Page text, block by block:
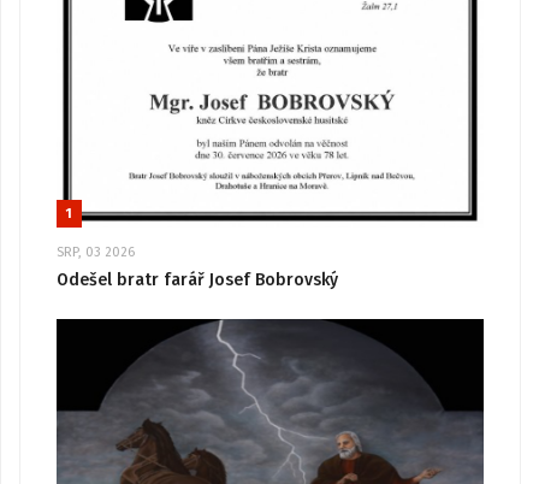
1
SRP, 03 2026
Odešel bratr farář Josef Bobrovský